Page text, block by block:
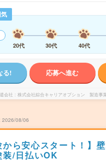
20代
30代 40代
る! 応募へ進む
会社 株式会社綜合キャリアオプション 製造事業
2026/08/06
から安心スタート！】
装/日払いOK